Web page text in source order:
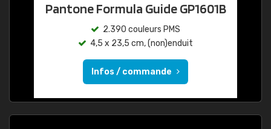
Pantone Formula Guide GP1601B
2.390 couleurs PMS
4,5 x 23,5 cm, (non)enduit
Infos / commande